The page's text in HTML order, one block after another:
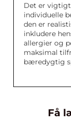
Det er
individuelle
den er
inkludere
allergier og
maksimal
bæredygtig
Få